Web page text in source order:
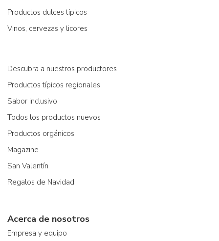
Productos dulces típicos
Vinos, cervezas y licores
Descubra a nuestros productores
Productos típicos regionales
Sabor inclusivo
Todos los productos nuevos
Productos orgánicos
Magazine
San Valentín
Regalos de Navidad
Acerca de nosotros
Empresa y equipo